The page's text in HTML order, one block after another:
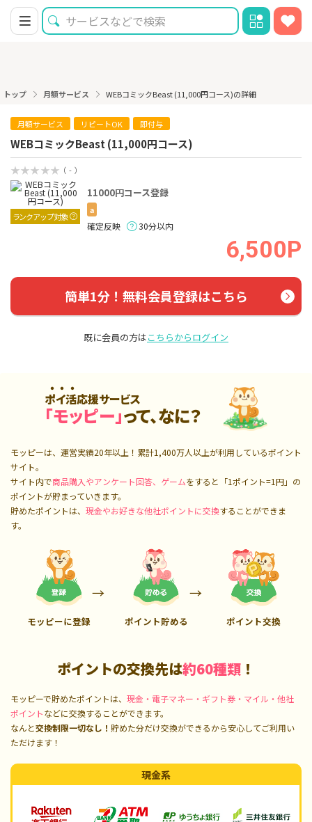
トップ 月額サービス WEBコミックBeast (11,000円コース)の詳細
月額サービス リピートOK 即付与
WEBコミックBeast (11,000円コース)
（ - ）
ランクアップ対象
11000円コース登録
a
確定反映 30分以内
6,500P
簡単1分！無料会員登録はこちら
既に会員の方はこちらからログイン
ポイ活応援サービス
「モッピー」って、なに？
モッピーは、運営実績20年以上！累計1,400万人以上が利用しているポイント
サイト。
サイト内で商品購入やアンケート回答、ゲームをすると「1ポイント=1円」の
ポイントが貯まっていきます。
貯めたポイントは、 現金やお好きな他社ポイントに交換することができま
す。
モッピーに登録 ポイント貯める ポイント交換
ポイントの交換先は約60種類 ！
モッピーで貯めたポイントは、 現金・電子マネー・ギフト券・マイル・他社
ポイントなどに交換することができます。
なんと交換制限一切なし！ 貯めた分だけ交換ができるから安心してご利用い
ただけます！
現金系